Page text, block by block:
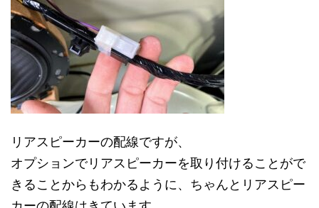
リアスピーカーの配線ですが、
オプションでリアスピーカーを取り付けることがで
きることからもわかるように、ちゃんとリアスピー